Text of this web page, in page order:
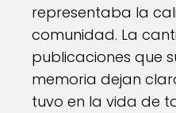
representaba la
comunidad. La
publicaciones que
memoria dejan
tuvo en la vida de